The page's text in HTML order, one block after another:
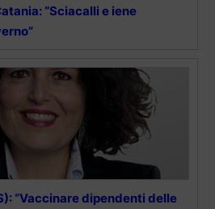
“Sciacalli e iene
“Vaccinare dipendenti delle